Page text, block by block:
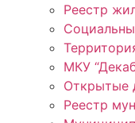
Реестр
МКУ
Открытые
Реестр